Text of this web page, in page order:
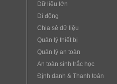
Dữ liệu lớn
Di động
Chia sẻ dữ liệu
Quản lý thiết bị
Quản lý an toàn
An toàn sinh trắc học
Định danh & Thanh toán